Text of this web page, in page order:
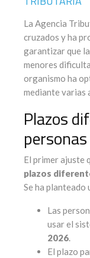
La Agencia
cruzados y ha
garantizar que la
menores
organismo ha
mediante varias
Plazos
El primer ajuste
plazos
Se ha planteado
Las
usar el
2026.
El plazo